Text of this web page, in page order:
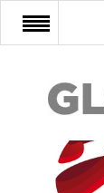
FŐOLDAL
AFRIKA